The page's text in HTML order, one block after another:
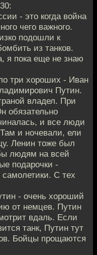
- это когда война
чего важного.
подошли к
из танков.
я пока еще не знаю
три хороших - Иван
Путин.
владел. При
обязательно
и все люди
и ночевали, ели
Ленин тоже был
людям на всей
подарочки -
С тех
- очень хороший
от немцев. Путин
вдаль. Если
танк, Путин тут
Бойцы прощаются